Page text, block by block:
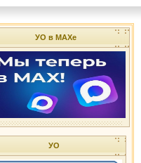
УО в МАХе
УО